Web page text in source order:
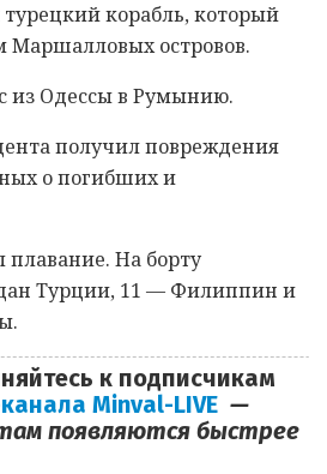
корабль, который
Маршалловых островов.
из Одессы в Румынию.
получил повреждения
о погибших и
На борту
Турции, 11 — Филиппин и
к подписчикам
Minval-LIVE —
появляются быстрее